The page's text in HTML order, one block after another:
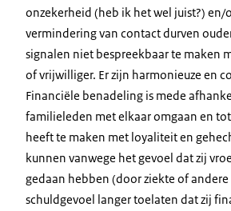
onzekerheid (heb ik het wel juist?) en/
vermindering van contact durven
signalen niet bespreekbaar te maken
of vrijwilliger. Er zijn harmonieuze en
Financiële benadeling is mede
familieleden met elkaar omgaan en
heeft te maken met loyaliteit en
kunnen vanwege het gevoel dat zij
gedaan hebben (door ziekte of
schuldgevoel langer toelaten dat zij